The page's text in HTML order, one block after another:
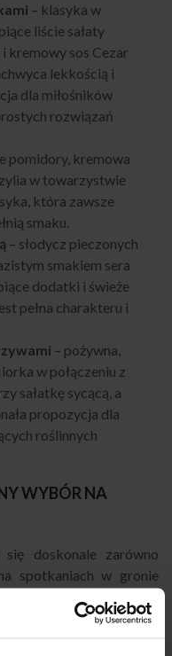
– klasyka w
liście sałaty
kremowy sos Cezar
lekkością i
dla miłośników
rozwiązań
pomidory, kremowa
w towarzystwie
która zawsze
smaku.
– słodycz pieczonych
smakiem sera
dodatki i świeże
pełna charakteru i
– pożywna,
w połączeniu z
sałatkę sycącą, a
propozycja dla
roślinnych
WYBÓR NA
się doskonale zarówno
spotkaniach w gronie
wycieczkę czy piknik.